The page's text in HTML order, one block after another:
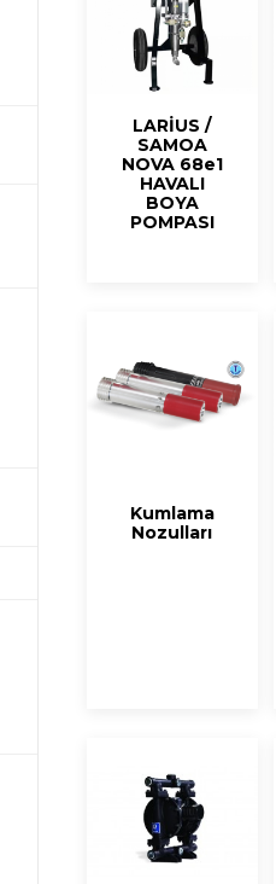
LARİUS /
SAMOA
NOVA 68e1
HAVALI
BOYA
POMPASI
Kumlama
Nozulları